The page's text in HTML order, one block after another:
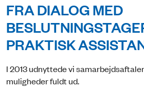
FRA DIALOG MED
PRAKTISK
I 2013 udnyttede vi
muligheder fuldt ud.